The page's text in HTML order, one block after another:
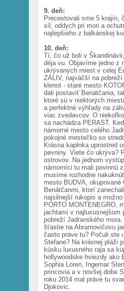
9. deň:
Precestovali sme 5 krajín,
síl, oddych pri mori a
najlepšieho z balkánskej
10. deň:
Tí, čo už boli v
déja vu. Objavíme jedno z
ukrývaných miest v celej
ZÁLIV, najväčší na pobreží
klenot - staré mesto
dali postaviť Benátčania,
ktoré sú v niektorých
a perfektné výhľady na
viac zvedavcov. O
sa nachádza PERAST.
námorné mesto celého
pokojné mestečko so
Krásna kaplnka uprostred
pevniny. Viete čo ukrýva?
ostrovov. Na jednom
námorníci tu mali povinnú
musíme rozhodne
mesto BUDVA, okupované
Benátčanmi, ktorí
najsilnejší rukopis a
PORTO MONTENEGRO,
jachtami v najluxusnejšom
pobreží Jadranského
šťastie na Abramovičovu
často práve tu? Počuli ste
Stefane? Na krásnej pláži
kúsku luxusného raja sa
hollywoodske hviezdy ako
Sophia Loren, Ingemar
princovia a v novšej dobe
roku 2014 mal práve tu
Djokovic.